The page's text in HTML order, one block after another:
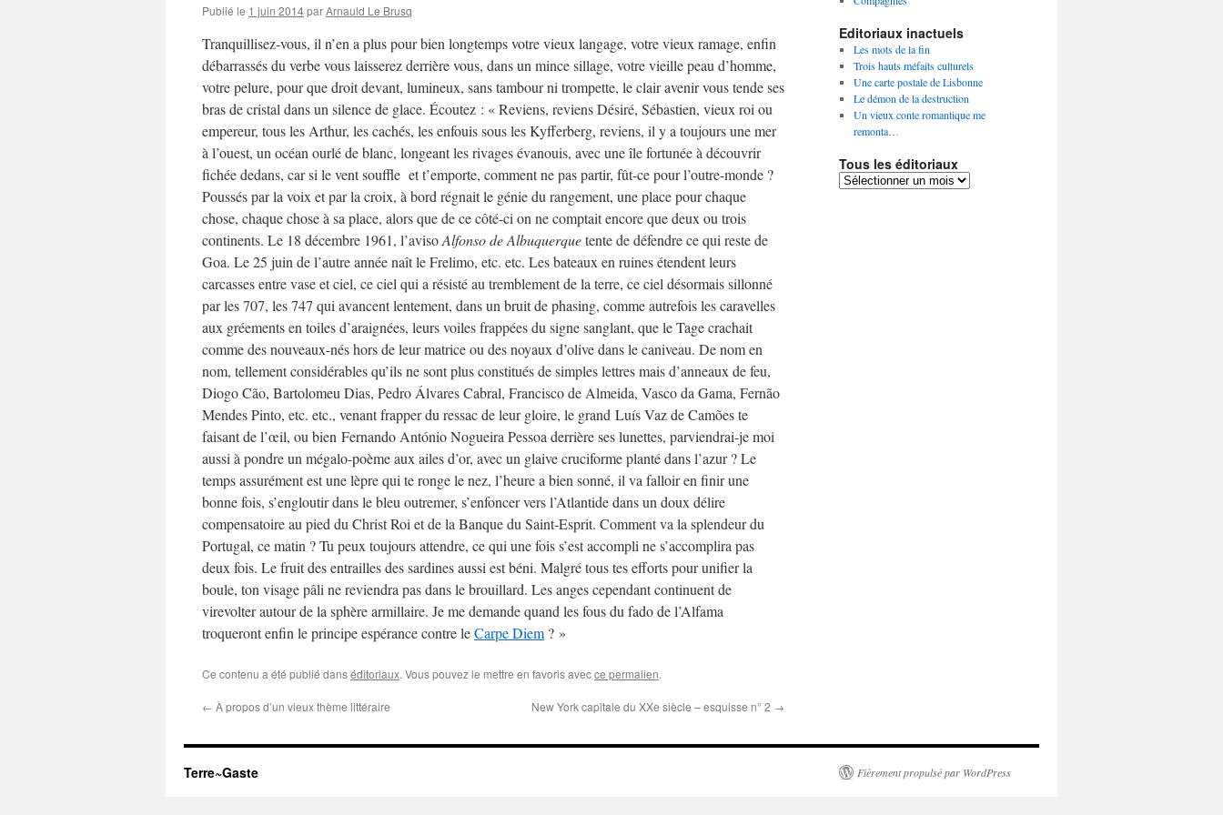
Publié le 1 juin 2014parArnauld Le Brusq
Tranquillisez-vous, il n’en a plus pour bien longtemps votre vieux langage, votre vieux ramage, enfin
débarrassés du verbe vous laisserez derrière vous, dans un mince sillage, votre vieille peau d’homme,
votre pelure, pour que droit devant, lumineux, sans tambour ni trompette, le clair avenir vous tende ses
bras de cristal dans un silence de glace. Écoutez : « Reviens, reviens Désiré, Sébastien, vieux roi ou
empereur, tous les Arthur, les cachés, les enfouis sous les Kyfferberg, reviens, il y a toujours une mer
à l’ouest, un océan ourlé de blanc, longeant les rivages évanouis, avec une île fortunée à découvrir
fichée dedans, car si le vent souffle et t’emporte, comment ne pas partir, fût-ce pour l’outre-monde ?
Poussés par la voix et par la croix, à bord régnait le génie du rangement, une place pour chaque
chose, chaque chose à sa place, alors que de ce côté-ci on ne comptait encore que deux ou trois
continents. Le 18 décembre 1961, l’avisoAlfonso de Albuquerquetente de défendre ce qui reste de
Goa. Le 25 juin de l’autre année naît le Frelimo, etc. etc. Les bateaux en ruines étendent leurs
carcasses entre vase et ciel, ce ciel qui a résisté au tremblement de la terre, ce ciel désormais sillonné
par les 707, les 747 qui avancent lentement, dans un bruit de phasing, comme autrefois les caravelles
aux gréements en toiles d’araignées, leurs voiles frappées du signe sanglant, que le Tage crachait
comme des nouveaux-nés hors de leur matrice ou des noyaux d’olive dans le caniveau. De nom en
nom, tellement considérables qu’ils ne sont plus constitués de simples lettres mais d’anneaux de feu,
Diogo Cão, Bartolomeu Dias, Pedro Álvares Cabral, Francisco de Almeida, Vasco da Gama, Fernão
Mendes Pinto, etc. etc., venant frapper du ressac de leur gloire, le grand Luís Vaz de Camões te
faisant de l’œil, ou bien Fernando António Nogueira Pessoa derrière ses lunettes, parviendrai-je moi
aussi à pondre un mégalo-poème aux ailes d’or, avec un glaive cruciforme planté dans l’azur ? Le
temps assurément est une lèpre qui te ronge le nez, l’heure a bien sonné, il va falloir en finir une
bonne fois, s’engloutir dans le bleu outremer, s’enfoncer vers l’Atlantide dans un doux délire
compensatoire au pied du Christ Roi et de la Banque du Saint-Esprit. Comment va la splendeur du
Portugal, ce matin ? Tu peux toujours attendre, ce qui une fois s’est accompli ne s’accomplira pas
deux fois. Le fruit des entrailles des sardines aussi est béni. Malgré tous tes efforts pour unifier la
boule, ton visage pâli ne reviendra pas dans le brouillard. Les anges cependant continuent de
virevolter autour de la sphère armillaire. Je me demande quand les fous du fado de l’Alfama
troqueront enfin le principe espérance contre leCarpe Diem ? »
Ce contenu a été publié danséditoriaux. Vous pouvez le mettre en favoris avecce permalien.
← À propos d’un vieux thème littéraire New York capitale du XXe siècle – esquisse n° 2 →
Editoriaux inactuels
Les mots de la fin
Trois hauts méfaits culturels
Une carte postale de Lisbonne
Le démon de la destruction
Un vieux conte romantique me
remonta…
Tous les éditoriaux
Tous
Terre~Gaste Fièrement propulsé par WordPress